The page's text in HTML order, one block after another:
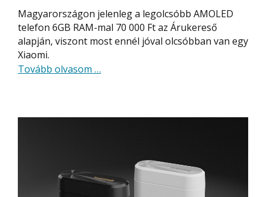
Magyarországon jelenleg a legolcsóbb AMOLED
telefon 6GB RAM-mal 70 000 Ft az Árukereső
alapján, viszont most ennél jóval olcsóbban van egy
Xiaomi.
Tovább olvasom about
RAM-
…